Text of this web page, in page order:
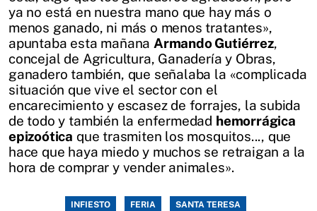
ya no está en nuestra mano que hay más o
menos ganado, ni más o menos tratantes»,
apuntaba esta mañana Armando Gutiérrez,
concejal de Agricultura, Ganadería y Obras,
ganadero también, que señalaba la «complicada
situación que vive el sector con el
encarecimiento y escasez de forrajes, la subida
de todo y también la enfermedad hemorrágica
epizoótica que trasmiten los mosquitos..., que
hace que haya miedo y muchos se retraigan a la
hora de comprar y vender animales».
INFIESTO FERIA SANTA TERESA